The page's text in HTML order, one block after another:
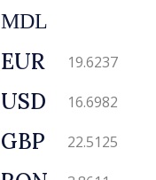
MDL
EUR 19.6237
USD 16.6982
GBP 22.5125